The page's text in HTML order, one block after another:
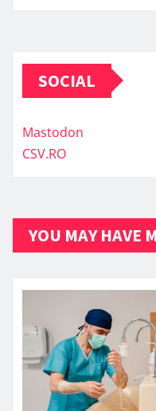
SOCIAL
Mastodon
CSV.RO
YOU MAY HAVE